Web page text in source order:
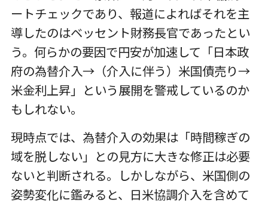
ートチェックであり、報道によればそれを主
導したのはベッセント財務長官であったとい
う。何らかの要因で円安が加速して「日本政
府の為替介入→（介入に伴う）米国債売り→
米金利上昇」という展開を警戒しているのか
もしれない。
現時点では、為替介入の効果は「時間稼ぎの
域を脱しない」との見方に大きな修正は必要
ないと判断される。しかしながら、米国側の
姿勢変化に鑑みると、日米協調介入を含めて